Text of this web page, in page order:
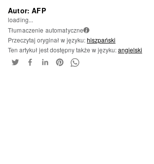
Autor: AFP
loading...
Tłumaczenie automatyczne i
Przeczytaj oryginał w języku:hiszpański
Ten artykuł jest dostępny także w języku:angielski